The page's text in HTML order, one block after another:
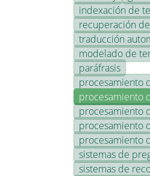
indexación de
recuperación
traducción
modelado de
paráfrasis
procesamiento
procesamiento
procesamiento
procesamiento
procesamiento
sistemas de
sistemas de